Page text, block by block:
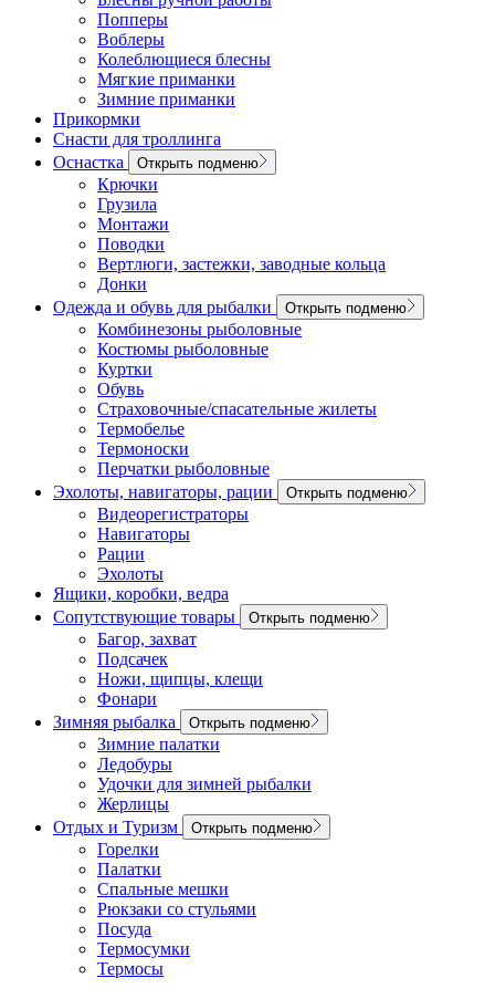
Попперы
Воблеры
Колеблющиеся блесны
Мягкие приманки
Зимние приманки
Прикормки
Снасти для троллинга
Оснастка
Открыть подменю
Крючки
Грузила
Монтажи
Поводки
Вертлюги, застежки, заводные кольца
Донки
Одежда и обувь для рыбалки
Открыть подменю
Комбинезоны рыболовные
Костюмы рыболовные
Куртки
Обувь
Страховочные/спасательные жилеты
Термобелье
Термоноски
Перчатки рыболовные
Эхолоты, навигаторы, рации
Открыть подменю
Видеорегистраторы
Навигаторы
Рации
Эхолоты
Ящики, коробки, ведра
Сопутствующие товары
Открыть подменю
Багор, захват
Подсачек
Ножи, щипцы, клещи
Фонари
Зимняя рыбалка
Открыть подменю
Зимние палатки
Ледобуры
Удочки для зимней рыбалки
Жерлицы
Отдых и Туризм
Открыть подменю
Горелки
Палатки
Спальные мешки
Рюкзаки со стульями
Посуда
Термосумки
Термосы